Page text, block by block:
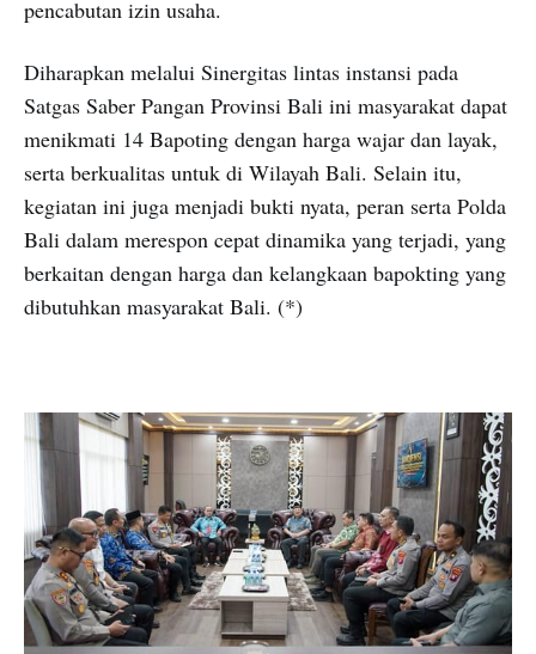
pencabutan izin usaha.
Diharapkan melalui Sinergitas lintas instansi pada
Satgas Saber Pangan Provinsi Bali ini masyarakat dapat
menikmati 14 Bapoting dengan harga wajar dan layak,
serta berkualitas untuk di Wilayah Bali. Selain itu,
kegiatan ini juga menjadi bukti nyata, peran serta Polda
Bali dalam merespon cepat dinamika yang terjadi, yang
berkaitan dengan harga dan kelangkaan bapokting yang
dibutuhkan masyarakat Bali. (*)